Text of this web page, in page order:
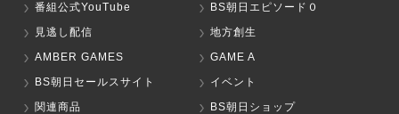
番組公式YouTube
BS朝日エピソード０
見逃し配信
地方創生
AMBER GAMES
GAME A
BS朝日セールスサイト
イベント
関連商品
BS朝日ショップ